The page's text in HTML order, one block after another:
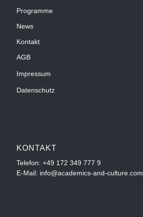
Programme
News
Kontakt
AGB
Impressum
Datenschutz
KONTAKT
Telefon: +49 172 349 777 9
E-Mail: info@academics-and-culture.com